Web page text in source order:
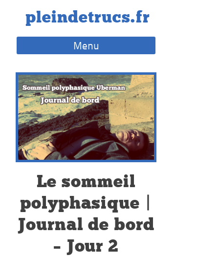
pleindetrucs.fr
Menu
Le sommeil
polyphasique |
Journal de bord
– Jour 2